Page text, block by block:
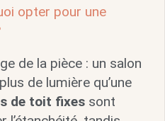
opter pour une
de la pièce : un salon
de lumière qu’une
de toit fixessont